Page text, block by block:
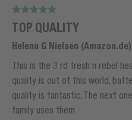
TOP QUALITY
Helena G Nielsen (Amazon.de)
This is the 3 rd fresh n rebel
quality is out of this world,
quality is fantastic. The next
family uses them